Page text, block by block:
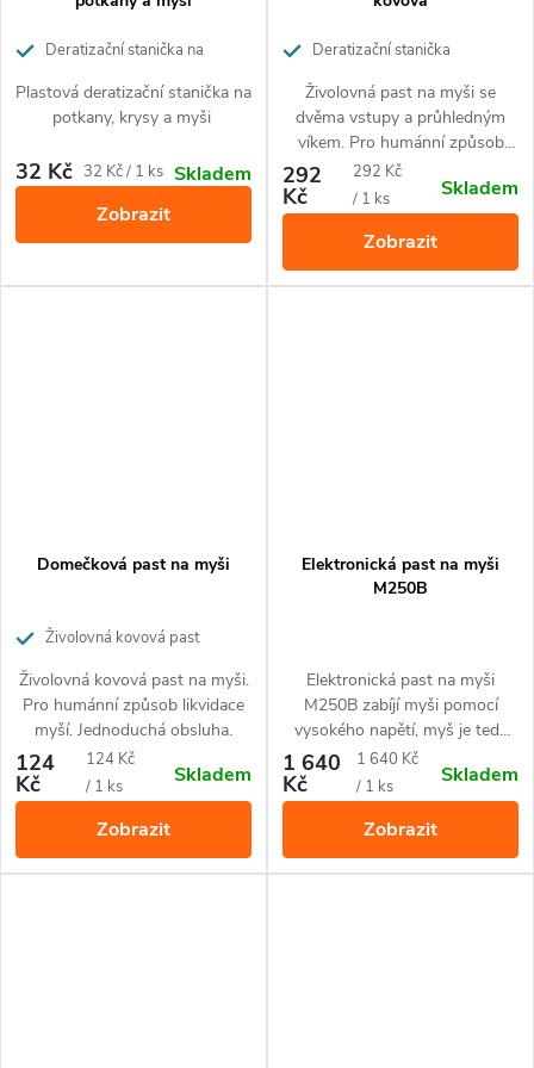
Deratizační stanička na
Plastová deratizační stanička na
potkany, krysy a myši
32 Kč Měrná
32 Kč / 1 ks Skladem
Zobrazit
Deratizační stanička
živolovka
Živolovná past na myši se
dvěma vstupy a průhledným
víkem. Pro humánní způsob
likvidace myší. Jednoduchá
obsluha.
292
Kč
Měrná
cena:
292 Kč
/ 1 ks
Skladem
Zobrazit
Domečková past na myši
Živolovná kovová past
Živolovná kovová past na myši.
Pro humánní způsob likvidace
myší. Jednoduchá obsluha.
124
Kč
Měrná
cena:
124 Kč
/ 1 ks
Skladem
Zobrazit
Elektronická past na myši
M250B
Elektronická past na myši
M250B zabíjí myši pomocí
vysokého napětí, myš je tedy
usmrcena humánně šokem.
1 640
Kč
Měrná
cena:
1 640 Kč
/ 1 ks
Skladem
Zobrazit